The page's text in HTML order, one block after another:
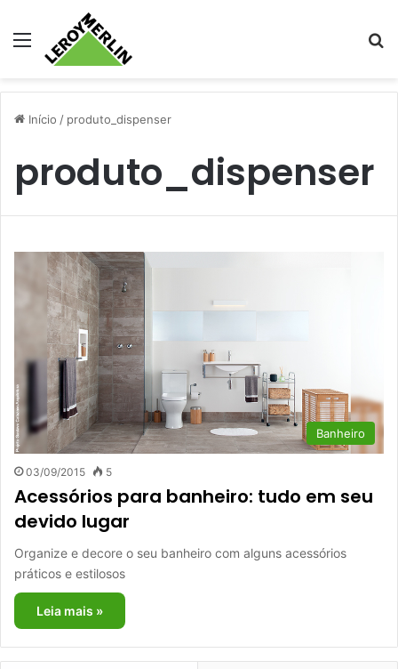
Menu
Início / produto_dispenser
produto_dispenser
Banheiro
03/09/2015 5
Acessórios para banheiro: tudo em seu
devido lugar
Organize e decore o seu banheiro com alguns acessórios
práticos e estilosos
Leia mais »